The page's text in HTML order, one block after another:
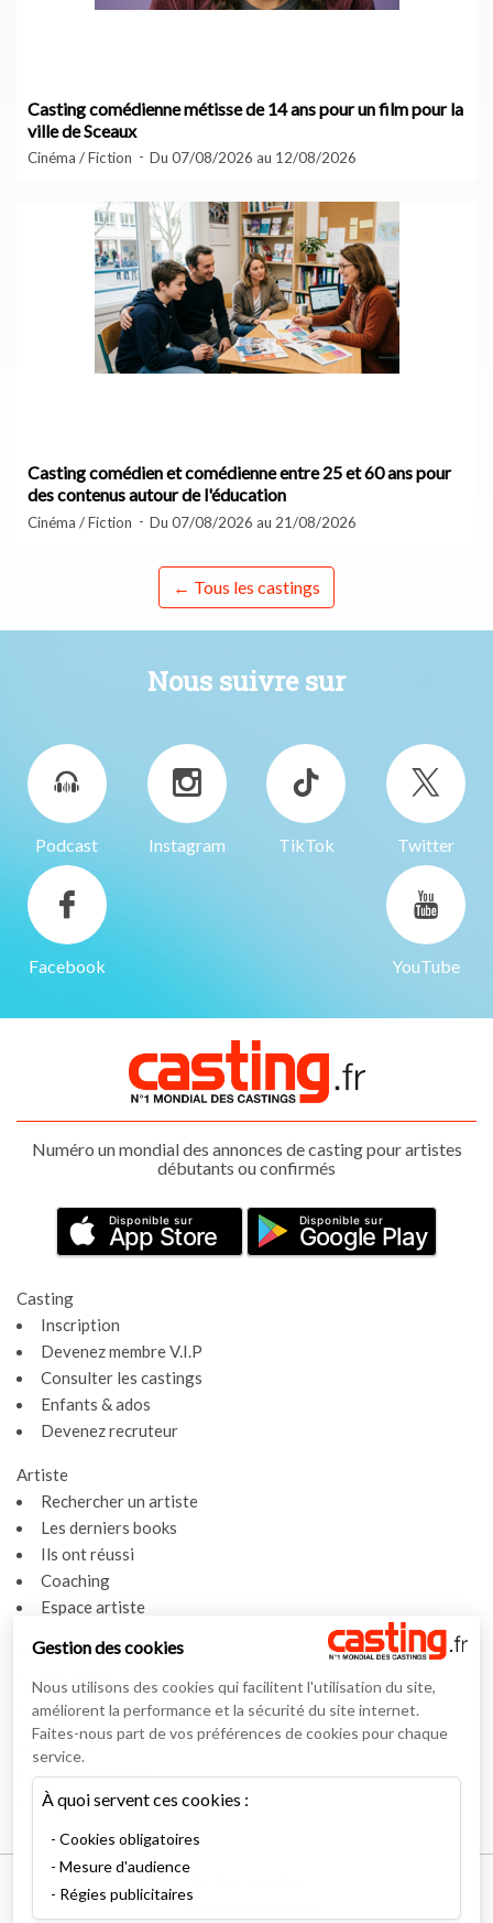
Casting comédienne métisse de 14 ans pour un film pour la
ville de Sceaux
Cinéma / Fiction Du 07/08/2026 au 12/08/2026
Casting comédien et comédienne entre 25 et 60 ans pour
des contenus autour de l'éducation
Cinéma / Fiction Du 07/08/2026 au 21/08/2026
← Tous les castings
Nous suivre sur
Podcast Instagram TikTok Twitter
Facebook YouTube
Numéro un mondial des annonces de casting pour artistes
débutants ou confirmés
Disponible sur
App Store
Disponible sur
Google Play
Casting
Inscription
Devenez membre V.I.P
Consulter les castings
Enfants & ados
Devenez recruteur
Artiste
Rechercher un artiste
Les derniers books
Ils ont réussi
Coaching
Espace artiste
Actualités
Actualités
Vidéos
Interviews
Nos interviews
Lexique
Conditions générales
Gestion des cookies
Nous utilisons des cookies qui facilitent l'utilisation du site,
améliorent la performance et la sécurité du site internet.
Faites-nous part de vos préférences de cookies pour chaque
service.
À quoi servent ces cookies :
Cookies obligatoires
Mesure d'audience
Régies publicitaires